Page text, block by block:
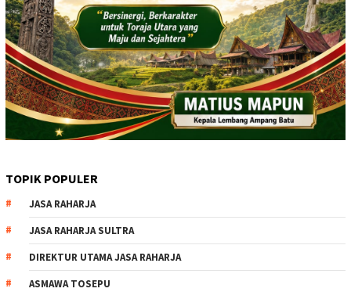
TOPIK POPULER
JASA RAHARJA
JASA RAHARJA SULTRA
DIREKTUR UTAMA JASA RAHARJA
ASMAWA TOSEPU